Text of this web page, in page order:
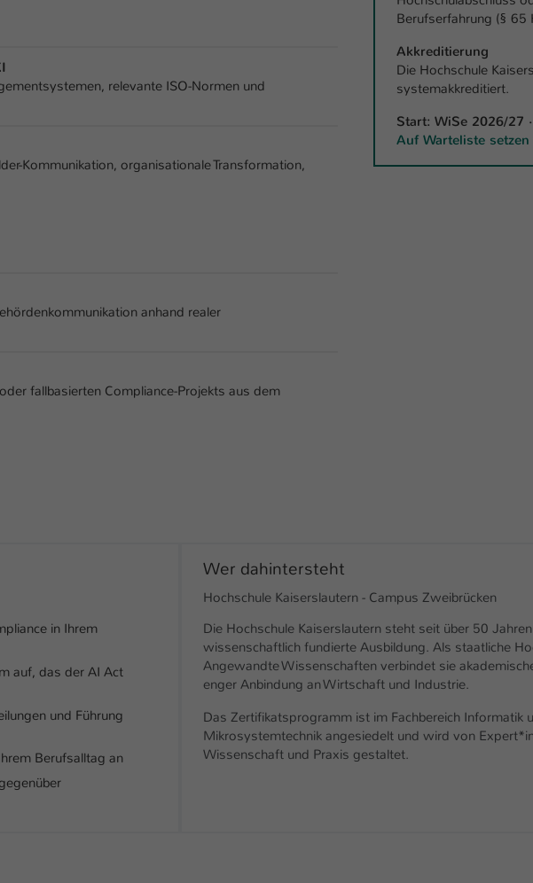
relevante ISO-Normen und
Kommunikation, organisationale Transformation,
anhand realer
fallbasierten Compliance-Projekts aus dem
Berufserfahrung (§ 65
Akkreditierung
Die Hochschule
systemakkreditiert.
Start: WiSe 2026/27
Auf Warteliste setzen
in Ihrem
auf, das der AI Act
und Führung
Berufsalltag an
Wer dahintersteht
Hochschule Kaiserslautern - Campus Zweibrücken
Die Hochschule Kaiserslautern steht seit über 50
wissenschaftlich fundierte Ausbildung. Als staatliche
Angewandte Wissenschaften verbindet sie
enger Anbindung an Wirtschaft und Industrie.
Das Zertifikatsprogramm ist im Fachbereich Informatik
Mikrosystemtechnik angesiedelt und wird von
Wissenschaft und Praxis gestaltet.